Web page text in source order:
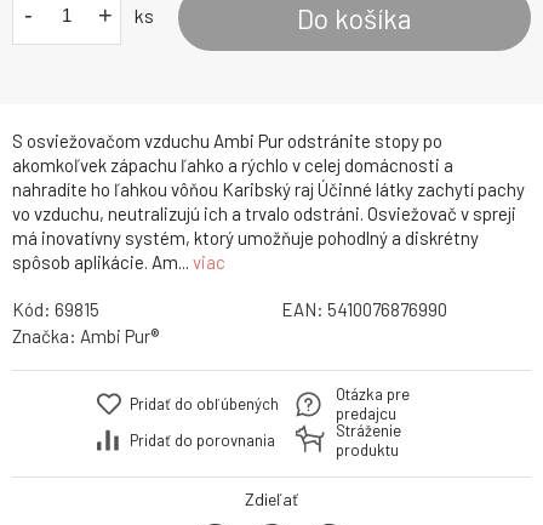
S osviežovačom vzduchu Ambi Pur odstránite stopy po
akomkoľvek zápachu ľahko a rýchlo v celej domácnosti a
nahradíte ho ľahkou vôňou Karibský raj Účinné látky zachytí pachy
vo vzduchu, neutralizujú ich a trvalo odstráni. Osviežovač v spreji
má inovatívny systém, ktorý umožňuje pohodlný a diskrétny
spôsob aplikácie. Am... viac
- + ks Do košíka
Kód: 69815 EAN: 5410076876990
Značka: Ambi Pur®
Pridať do obľúbených
Pridať do porovnania
Otázka pre
predajcu
Stráženie
produktu
Zdieľať